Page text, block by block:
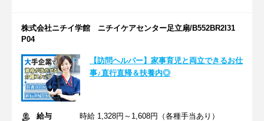
株式会社ニチイ学館 ニチイケアセンター足立扇/B552BR2I31
P04
【訪問ヘルパー】家事育児と両立できるお仕
事♪直行直帰＆扶養内◎
給与
時給 1,328円～1,608円（各種手当あり）